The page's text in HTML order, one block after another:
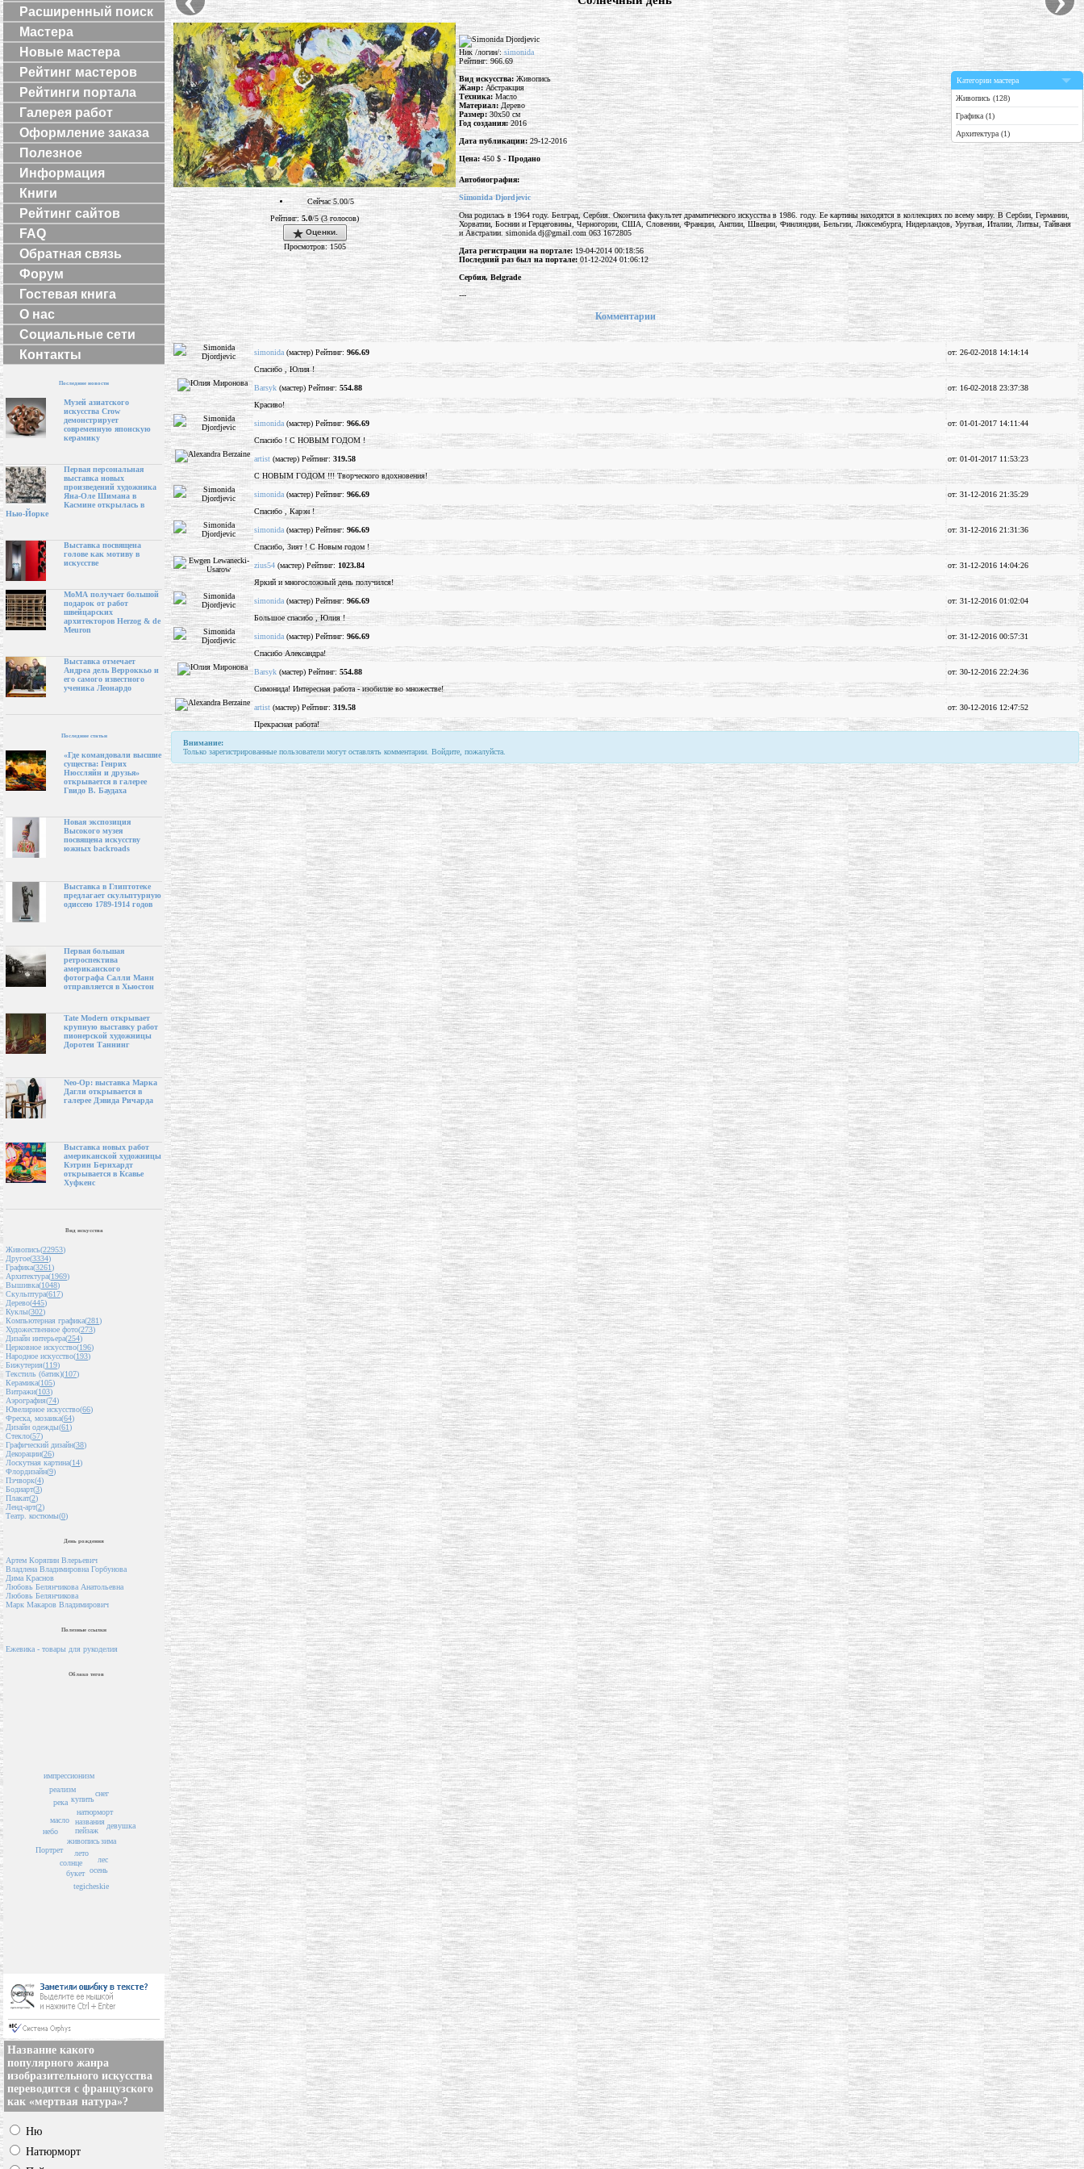
Расширенный поиск
Мастера
Новые мастера
Рейтинг мастеров
Рейтинги портала
Галерея работ
Оформление заказа
Полезное
Информация
Книги
Рейтинг сайтов
FAQ
Обратная связь
Форум
Гостевая книга
О нас
Социальные сети
Контакты
Последние новости
Музей азиатского
искусства Crow
демонстрирует
современную японскую
керамику
Первая персональная
выставка новых
произведений художника
Яна-Оле Шимана в
Касмине открылась в
Нью-Йорке
Выставка посвящена
голове как мотиву в
искусстве
МоМА получает большой
подарок от работ
швейцарских
архитекторов Herzog & de
Meuron
Выставка отмечает
Андреа дель Верроккьо и
его самого известного
ученика Леонардо
Последние статьи
«Где командовали высшие
существа: Генрих
Нюссляйн и друзья»
открывается в галерее
Гвидо В. Баудаха
Новая экспозиция
Высокого музея
посвящена искусству
южных backroads
Выставка в Глиптотеке
предлагает скульптурную
одиссею 1789-1914 годов
Первая большая
ретроспектива
американского
фотографа Салли Манн
отправляется в Хьюстон
Tate Modern открывает
крупную выставку работ
пионерской художницы
Доротеи Таннинг
Neo-Op: выставка Марка
Дагли открывается в
галерее Дэвида Ричарда
Выставка новых работ
американской художницы
Кэтрин Бернхардт
открывается в Ксавье
Хуфкенс
Вид искусства
Живопись(22953)
Другое(3334)
Графика(3261)
Архитектура(1969)
Вышивка(1048)
Скульптура(617)
Дерево(445)
Куклы(302)
Компьютерная графика(281)
Художественное фото(273)
Дизайн интерьера(254)
Церковное искусство(196)
Народное искусство(193)
Бижутерия(119)
Текстиль (батик)(107)
Керамика(105)
Витражи(103)
Аэрография(74)
Ювелирное искусство(66)
Фреска, мозаика(64)
Дизайн одежды(61)
Стекло(57)
Графический дизайн(38)
Декорации(26)
Лоскутная картина(14)
Флордизайн(9)
Пэчворк(4)
Бодиарт(3)
Плакат(2)
Ленд-арт(2)
Театр. костюмы(0)
День рождения
Артем Коряпин Влерьевич
Владлена Владимировна Горбунова
Дима Краснов
Любовь Белянчикова Анатольевна
Любовь Белянчикова
Марк Макаров Владимирович
Полезные ссылки
Ежевика - товары для рукоделия
Облако тегов
пейзаж
названия
живопись
лето
натюрморт
купить
солнце лес
зима
осень
букет
масло
река
снег
tegicheskie
реализм
небо
импрессионизм
Портрет
девушка
Название какого
популярного жанра
изобразительного искусства
переводится с французского
как «мертвая натура»?
Ню
Натюрморт
Сейчас 5.00/5
Рейтинг:5.0/5 (3 голосов)
Оценки.
Просмотров: 1505
Ник /логин/:simonida
Рейтинг: 966.69
Вид искусства: Живопись
Жанр: Абстракция
Техника:Масло
Материал:Дерево
Размер:30x50 см
Год создания:2016
Дата публикации: 29-12-2016
Цена:450 $ - Продано
Категории мастера
Живопись (128)
Графика (1)
Архитектура (1)
Автобиография:
Simonida Djordjevic
Она родилась в 1964 году. Белград, Сербия. Окончила факультет драматического искусства в 1986. году. Ее картины находятся в коллекциях по всему миру. В Сербии, Германии,
Хорватии, Боснии и Герцеговины, Черногории, США, Словении, Франции, Англии, Швеции, Финляндии, Бельгии, Люксембурга, Нидерландов, Уругвая, Италии, Литвы, Тайваня
и Австралии. simonida.dj@gmail.com 063 1672805
Дата регистрации на портале:19-04-2014 00:18:56
Последний раз был на портале:01-12-2024 01:06:12
Сербия, Belgrade
---
Комментарии
simonida (мастер) Рейтинг: 966.69
от: 26-02-2018 14:14:14
Спасибо , Юлия !
Barsyk (мастер) Рейтинг: 554.88
от: 16-02-2018 23:37:38
Красиво!
simonida (мастер) Рейтинг: 966.69
от: 01-01-2017 14:11:44
Спасибо ! С НОВЫМ ГОДОМ !
artist (мастер) Рейтинг: 319.58
от: 01-01-2017 11:53:23
С НОВЫМ ГОДОМ !!! Творческого вдохновения!
simonida (мастер) Рейтинг: 966.69
от: 31-12-2016 21:35:29
Спасибо , Карэн !
simonida (мастер) Рейтинг: 966.69
от: 31-12-2016 21:31:36
Спасибо, Зият ! С Новым годом !
zius54 (мастер) Рейтинг: 1023.84
от: 31-12-2016 14:04:26
Яркий и многосложный день получился!
simonida (мастер) Рейтинг: 966.69
от: 31-12-2016 01:02:04
Большое спасибо , Юлия !
simonida (мастер) Рейтинг: 966.69
от: 31-12-2016 00:57:31
Спасибо Александра!
Barsyk (мастер) Рейтинг: 554.88
от: 30-12-2016 22:24:36
Симонида! Интересная работа - изобилие во множестве!
artist (мастер) Рейтинг: 319.58
от: 30-12-2016 12:47:52
Прекрасная работа!
Внимание:
Только зарегистрированные пользователи могут оставлять комментарии. Войдите, пожалуйста.